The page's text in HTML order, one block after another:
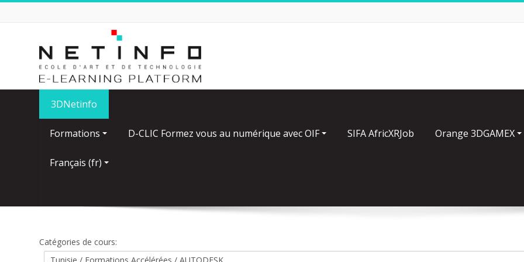
Passer
3DNetinfo
Formations D-CLIC Formez vous au numérique avec OIF SIFA AfricXRJob Orange 3DGAMEX
Français ‎(fr)‎
Catégories de cours: